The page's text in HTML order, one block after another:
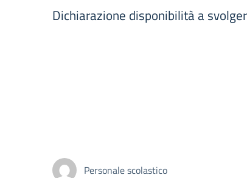
Dichiarazione disponibilità a
Personale scolastico